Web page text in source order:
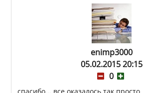
enimp3000
05.02.2015 20:15
0